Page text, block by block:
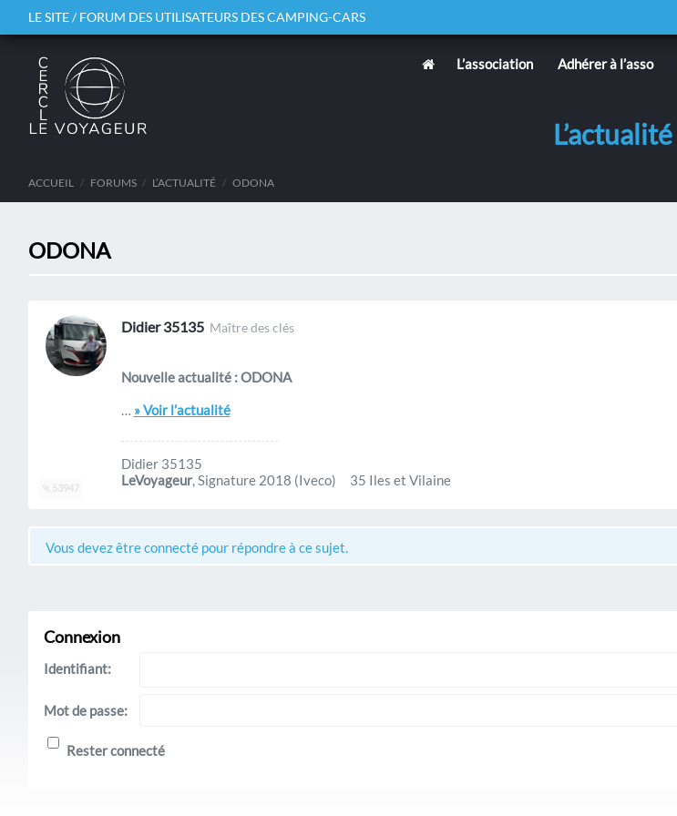
LE SITE / FORUM DES UTILISATEURS DES CAMPING-CARS
L’association Adhérer à l’asso
L’actualité
ACCUEIL / FORUMS / L’ACTUALITÉ / ODONA
ODONA
Didier 35135 Maître des clés
53947
Nouvelle actualité : ODONA
… » Voir l’actualité
Didier 35135
LeVoyageur, Signature 2018 (Iveco) 35 Iles et Vilaine
Vous devez être connecté pour répondre à ce sujet.
Connexion
Identifiant:
Mot de passe:
Rester connecté